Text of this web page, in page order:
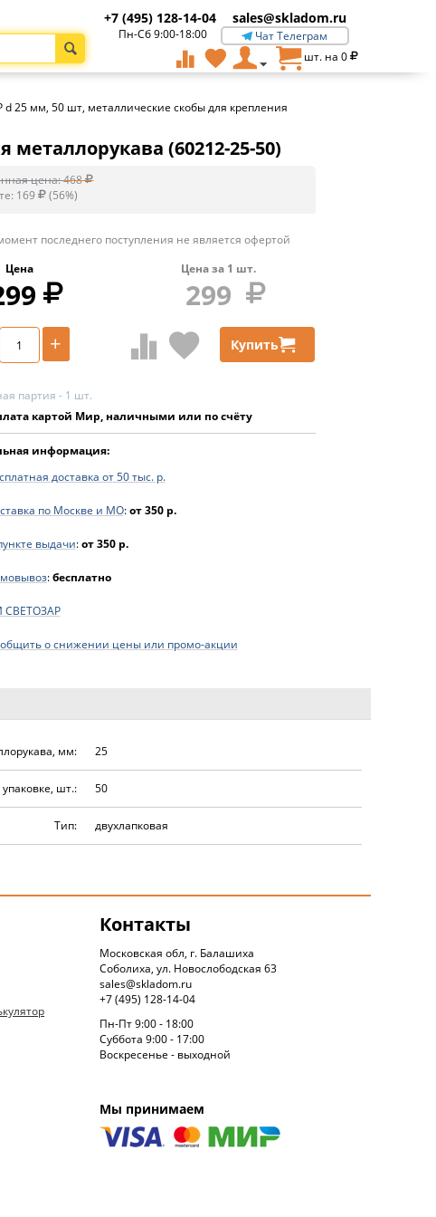
+7 (495) 128-14-04 sales@skladom.ru
Пн-Сб 9:00-18:00
Чат Телеграм
шт. на 0
25 мм, 50 шт, металлические скобы для крепления
(60212-25-50)
цена:468
169 (56%)
последнего поступления не является офертой
Цена
Цена за 1 шт.
299
+ Купить
партия - 1 шт.
картой Мир, наличными или по счёту
информация:
доставка от 50 тыс. р.
по Москве и МО:от 350 р.
выдачи:от 350 р.
:бесплатно
СВЕТОЗАР
о снижении цены или промо-акции
мм: 25
шт.: 50
Тип: двухлапковая
Контакты
Московская обл, г. Балашиха
Соболиха, ул. Новослободская 63
sales@skladom.ru
+7 (495) 128-14-04
Пн-Пт 9:00 - 18:00
Суббота 9:00 - 17:00
Воскресенье - выходной
Мы принимаем